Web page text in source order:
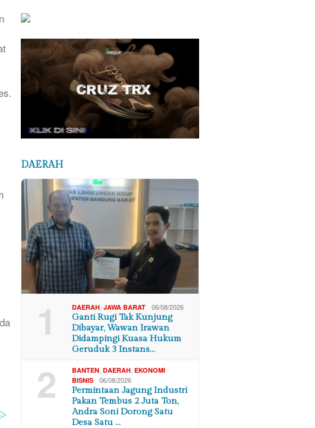
DAERAH
1 DAERAH ,JAWA BARAT 06/08/2026
Ganti Rugi Tak Kunjung
Dibayar, Wawan Irawan
Didampingi Kuasa Hukum
Geruduk 3 Instans…
2 BANTEN ,DAERAH ,EKONOMI
BISNIS
06/08/2026
Permintaan Jagung Industri
Pakan Tembus 2 Juta Ton,
Andra Soni Dorong Satu
Desa Satu …